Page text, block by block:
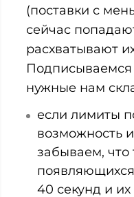
(поставки с
сейчас
расхватывают
нужные нам
если лимиты
возможность
забываем, что
40 секунд и